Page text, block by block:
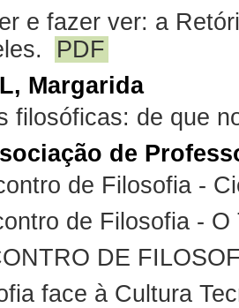
e fazer ver: a
PDF
Margarida
filosóficas: de que
de
de Filosofia -
de Filosofia -
DE
face à Cultura